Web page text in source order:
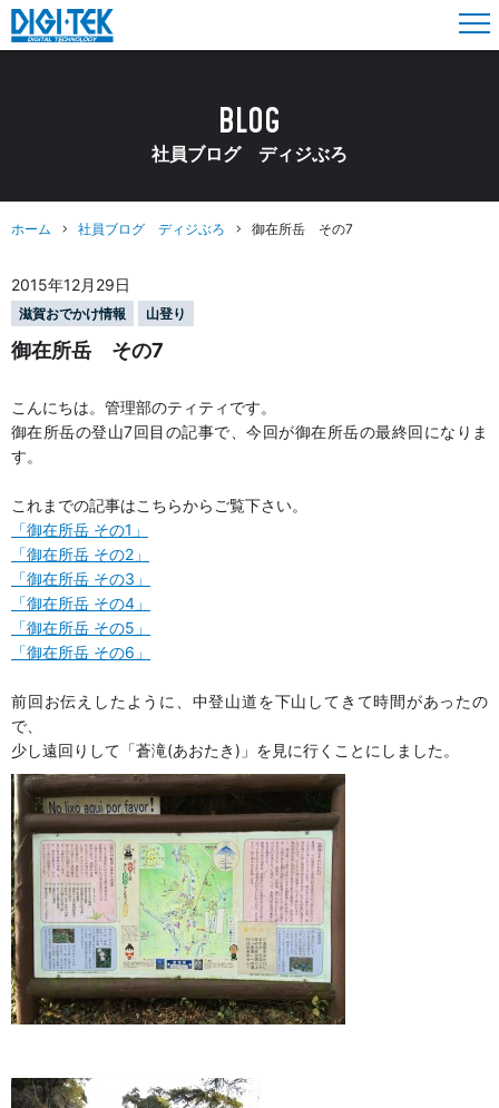
BLOG
社員ブログ ディジぶろ
ホーム 社員ブログ ディジぶろ 御在所岳 その7
2015年12月29日
滋賀おでかけ情報 山登り
御在所岳 その7
こんにちは。管理部のティティです。
御在所岳の登山7回目の記事で、今回が御在所岳の最終回になりま
す。
これまでの記事はこちらからご覧下さい。
「御在所岳 その1」
「御在所岳 その2」
「御在所岳 その3」
「御在所岳 その4」
「御在所岳 その5」
「御在所岳 その6」
前回お伝えしたように、中登山道を下山してきて時間があったの
で、
少し遠回りして「蒼滝(あおたき)」を見に行くことにしました。